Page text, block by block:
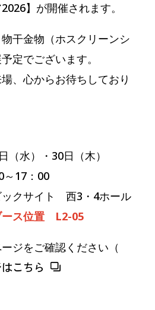
】が開催されます。
干金物（ホスクリーンシ
定でございます。
、心からお待ちしており
水）・30日（木）
17：00
サイト 西3・4ホール
ース位置 L2-05
ジをご確認ください（
こちら